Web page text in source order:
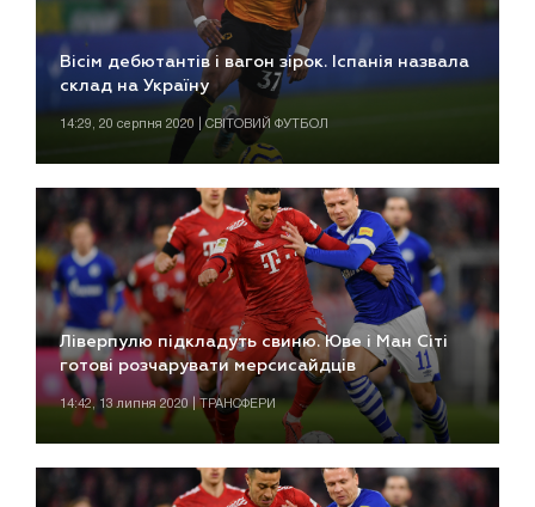
Вісім дебютантів і вагон зірок. Іспанія назвала
склад на Україну
14:29, 20 серпня 2020 | СВІТОВИЙ ФУТБОЛ
Ліверпулю підкладуть свиню. Юве і Ман Сіті
готові розчарувати мерсисайдців
14:42, 13 липня 2020 | ТРАНСФЕРИ